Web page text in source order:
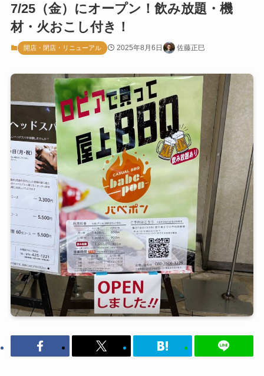
7/25（金）にオープン！飲み放題・機
材・火おこし付き！
開店・閉店・リニューアル 2025年8月6日 佐藤正巳